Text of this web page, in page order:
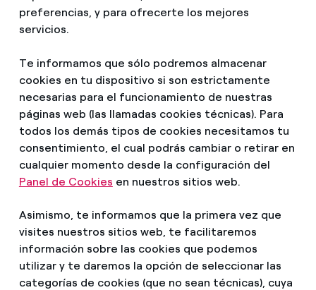
preferencias, y para ofrecerte los mejores
servicios.
Te informamos que sólo podremos almacenar
cookies en tu dispositivo si son estrictamente
necesarias para el funcionamiento de nuestras
páginas web (las llamadas cookies técnicas). Para
todos los demás tipos de cookies necesitamos tu
consentimiento, el cual podrás cambiar o retirar en
cualquier momento desde la configuración del
Panel de Cookies en nuestros sitios web.
Asimismo, te informamos que la primera vez que
visites nuestros sitios web, te facilitaremos
información sobre las cookies que podemos
utilizar y te daremos la opción de seleccionar las
categorías de cookies (que no sean técnicas), cuya